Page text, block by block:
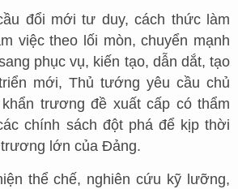
đổi mới tư duy, cách thức làm
việc theo lối mòn, chuyển mạnh
phục vụ, kiến tạo, dẫn dắt, tạo
mới, Thủ tướng yêu cầu chủ
trương đề xuất cấp có thẩm
chính sách đột phá để kịp thời
lớn của Đảng.
thể chế, nghiên cứu kỹ lưỡng,